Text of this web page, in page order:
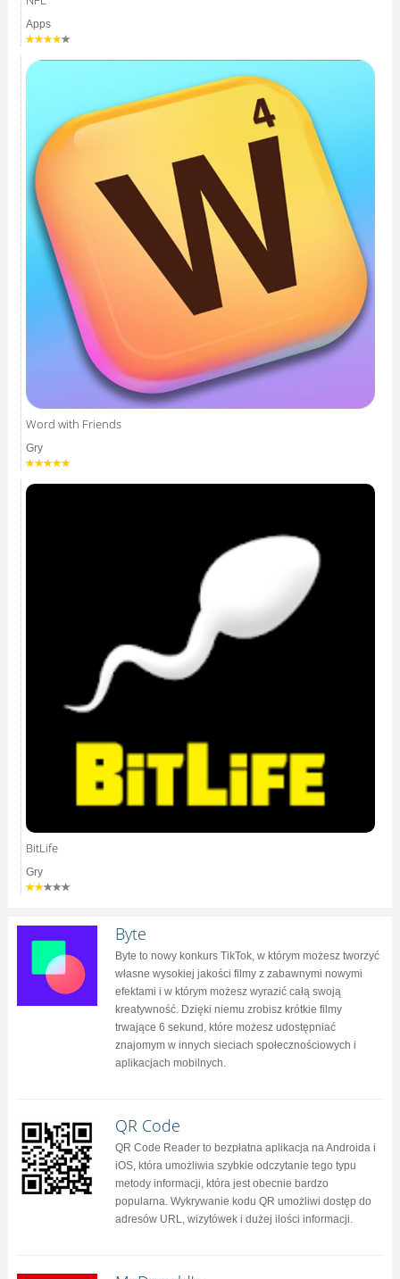
Apps
Word with Friends
Gry
BitLife
Gry
Byte
Byte to nowy konkurs TikTok, w którym możesz tworzyć
własne wysokiej jakości filmy z zabawnymi nowymi
efektami i w którym możesz wyrazić całą swoją
kreatywność. Dzięki niemu zrobisz krótkie filmy
trwające 6 sekund, które możesz udostępniać
znajomym w innych sieciach społecznościowych i
aplikacjach mobilnych.
QR Code
QR Code Reader to bezpłatna aplikacja na Androida i
iOS, która umożliwia szybkie odczytanie tego typu
metody informacji, która jest obecnie bardzo
popularna. Wykrywanie kodu QR umożliwi dostęp do
adresów URL, wizytówek i dużej ilości informacji.